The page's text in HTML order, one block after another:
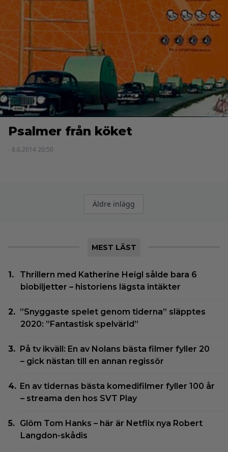
Psalmer från köket
- 8.6.2014 20:50
Inläggsnavigering
Äldre inlägg
MEST LÄST
Thrillern med Katherine Heigl sålde bara 6
biobiljetter – historiens lägsta intäkter
”Snyggaste spelet genom tiderna” släpptes
2020: ”Fantastisk spelvärld”
På tv ikväll: En av Nolans bästa filmer fyller 20
– gick nästan till en annan regissör
En av tidernas bästa komedifilmer fyller 100 år
– streama den hos SVT Play
Glöm Tom Hanks – här är Netflix nya Robert
Langdon-skådis